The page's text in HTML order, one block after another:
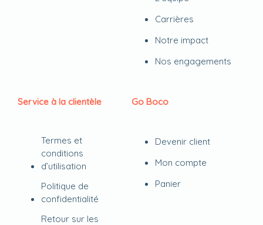
Carrières
Notre impact
Nos engagements
Service à la clientèle
Termes et
conditions
d’utilisation
Politique de
confidentialité
Retour sur les
Go Boco
Devenir client
Mon compte
Panier